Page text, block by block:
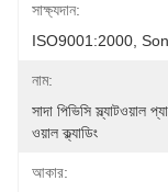
সাক্ষ্যদান:
ISO9001:2000,
নাম:
সাদা পিভিসি স্ল্যাটওয়াল
ওয়াল ক্ল্যাডিং
আকার: